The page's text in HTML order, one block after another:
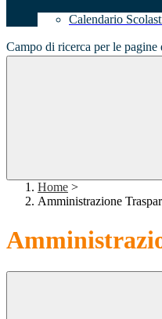
Calendario
Campo di ricerca per le pagine
Home >
Amministrazione